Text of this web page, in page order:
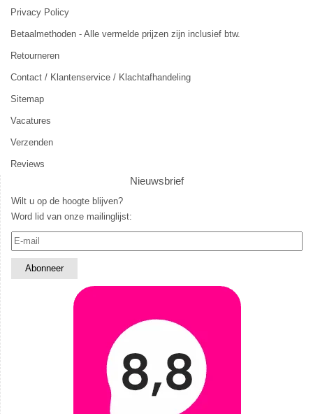
Privacy Policy
Betaalmethoden - Alle vermelde prijzen zijn inclusief btw.
Retourneren
Contact / Klantenservice / Klachtafhandeling
Sitemap
Vacatures
Verzenden
Reviews
Nieuwsbrief
Wilt u op de hoogte blijven?
Word lid van onze mailinglijst: